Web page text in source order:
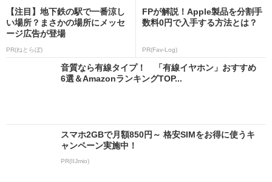
【注目】地下鉄の駅で一番涼し
い場所？まさかの場所にメッセ
ージ広告が登場
PR(ねとらぼ)
FPが解説！Apple製品を分割手
数料0円で入手する方法とは？
PR(Fav-Log)
音質なら有線タイプ！ 「有線イヤホン」おすすめ
6選＆AmazonランキングTOP...
スマホ2GBで月額850円～ 格安SIMをお得に使うキ
ャンペーン実施中！
PR(IIJmio)